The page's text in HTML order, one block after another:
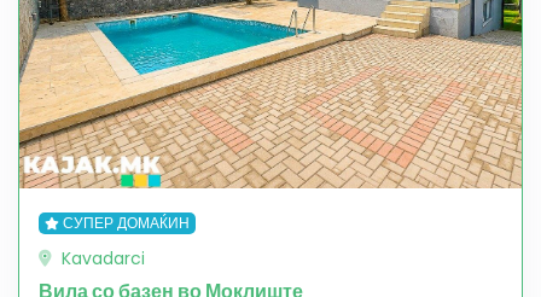
СУПЕР ДОМАЌИН
Kavadarci